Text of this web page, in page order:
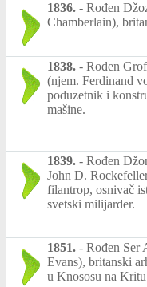
1836. - Rođen
Chamberlain),
1838. - Rođen
(njem. Ferdinand
poduzetnik i
mašine.
1839. - Rođen
John D.
filantrop, osnivač
svetski milijarder.
1851. - Rođen Ser
Evans), britanski
u Knososu na